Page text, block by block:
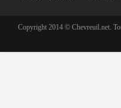
Copyright 2014 © Chevreuil.net.